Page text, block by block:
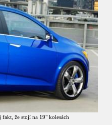
že stojí na 19" kolesách